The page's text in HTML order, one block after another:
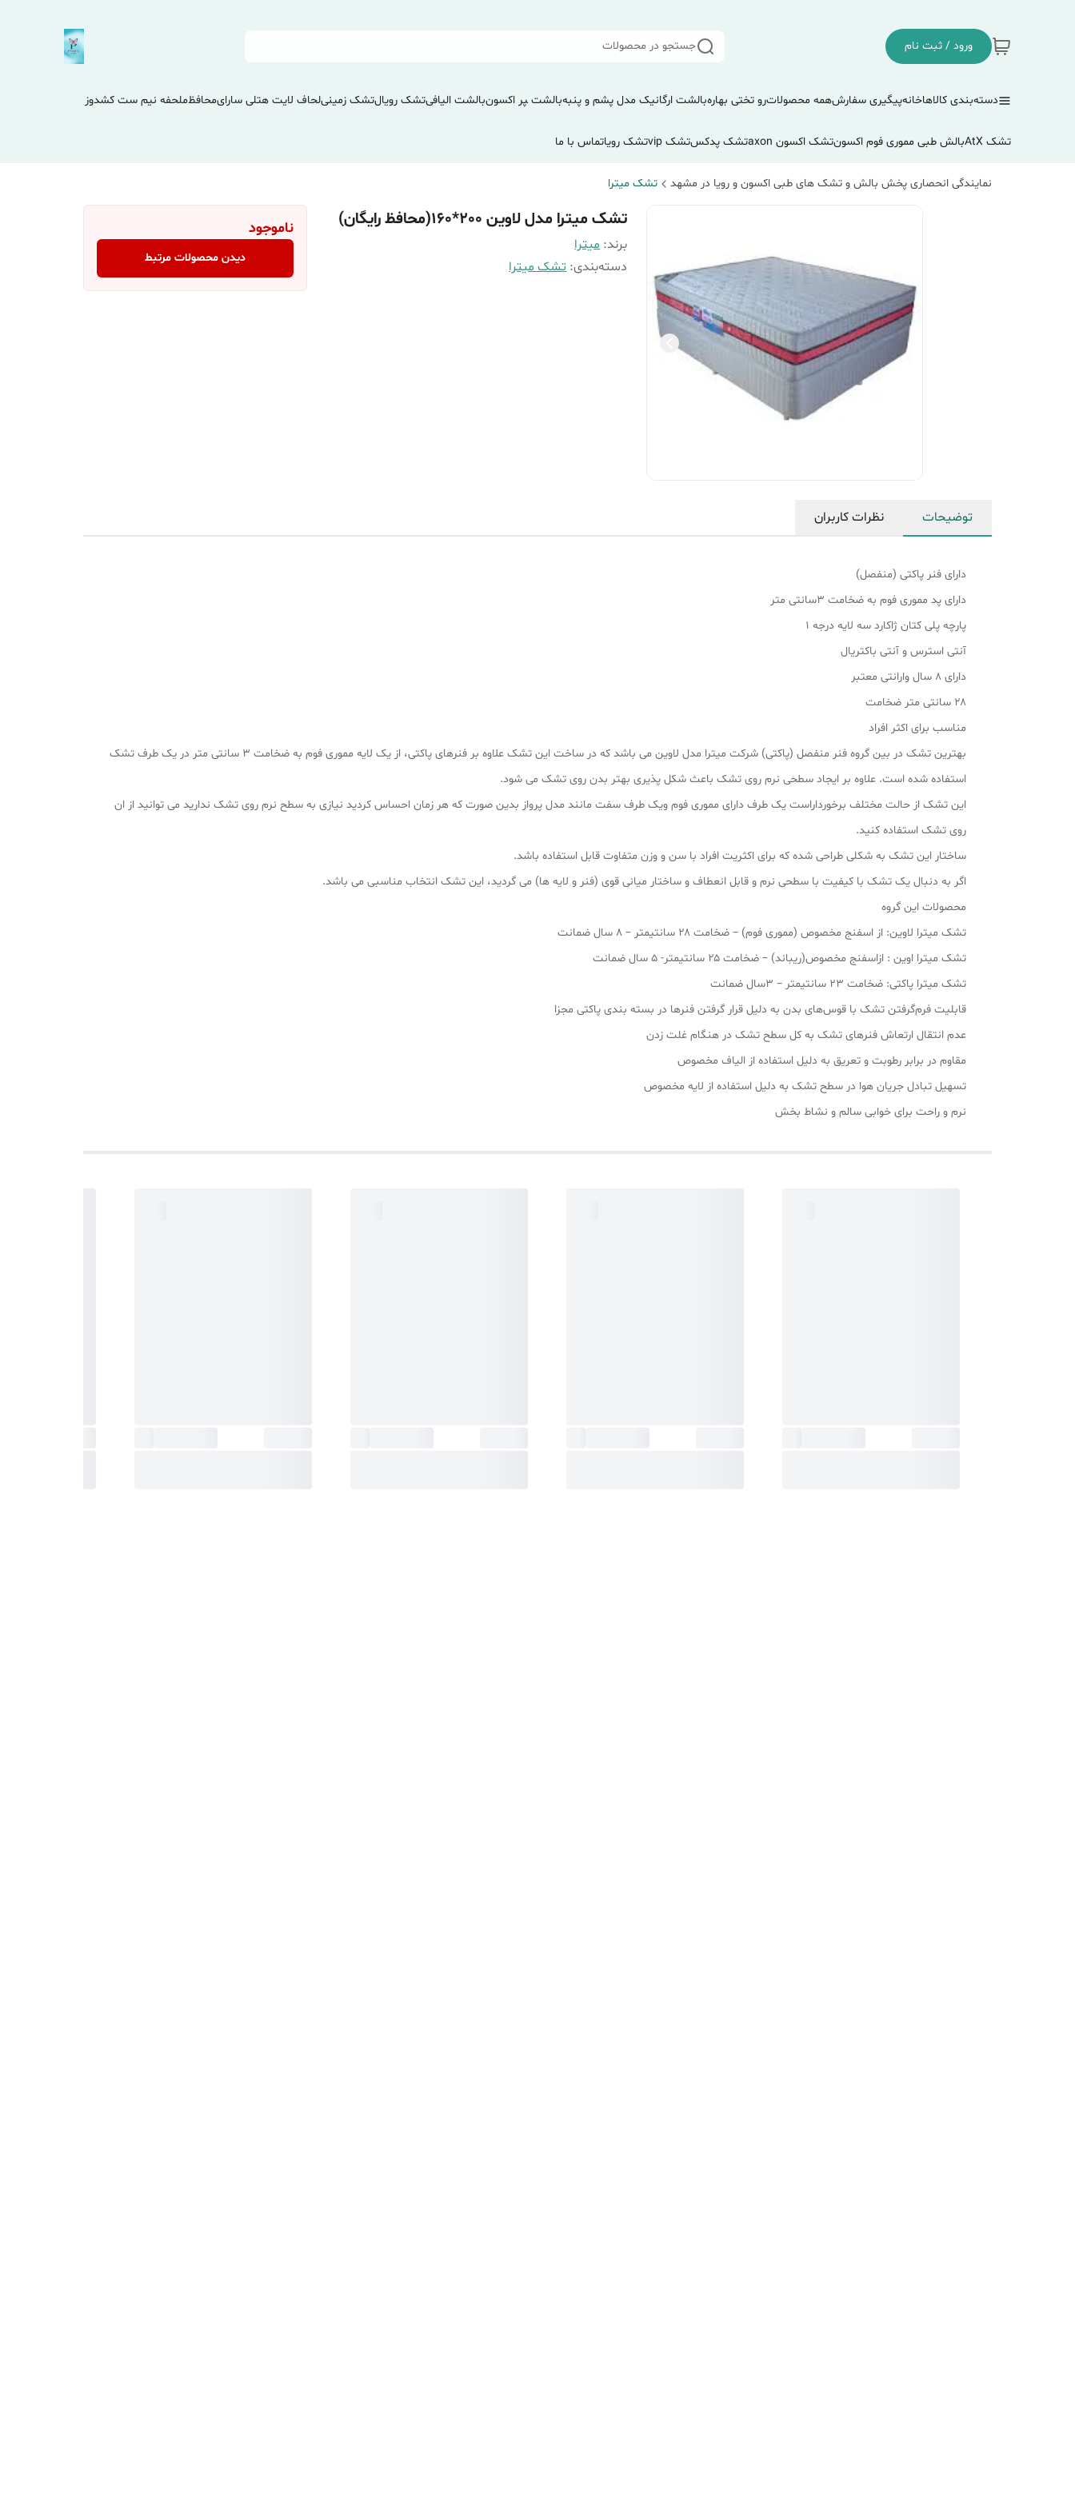
ورود / ثبت نام جستجو در محصولات
دسته‌بندی کالاهاخانهپیگیری سفارشهمه محصولاترو تختی بهارهبالشت ارگانیک مدل پشم و پنبهبالشت ‍‍‍پر اکسونبالشت الیافیتشک رویالتشک زمینیلحاف لایت هتلی سارایمحافظملحفه نیم ست کشدوز
تشک AtX بالش طبی مموری فوم اکسونتشک اکسون axon تشک پدکستشک vip تشک رویاتماس با ما
نمایندگی انحصاری پخش بالش و تشک های طبی اکسون و رویا در مشهد تشک میترا
تشک میترا مدل لاوین 200*160(محافظ رایگان)
برند: میترا
دسته‌بندی:تشک میترا
ناموجود
دیدن محصولات مرتبط
توضیحات نظرات کاربران
دارای فنر پاکتی (منفصل)
دارای پد مموری فوم به ضخامت ۳سانتی متر
پارچه پلی کتان ژاکارد سه لایه درجه ۱
آنتی استرس و آنتی باکتریال
دارای ۸ سال وارانتی معتبر
۲۸ سانتی متر ضخامت
مناسب برای اکثر افراد
بهترین تشک در بین گروه فنر منفصل (پاکتی) شرکت میترا مدل لاوین می باشد که در ساخت این تشک علاوه بر فنرهای پاکتی، از یک لایه مموری فوم به ضخامت ۳ سانتی متر در یک طرف تشک
استفاده شده است. علاوه بر ایجاد سطحی نرم روی تشک باعث شکل پذیری بهتر بدن روی تشک می شود.
این تشک از حالت مختلف برخورداراست یک طرف دارای مموری فوم ویک طرف سفت مانند مدل پرواز بدین صورت که هر زمان احساس کردید نیازی به سطح نرم روی تشک ندارید می توانید از ان
روی تشک استفاده کنید.
ساختار این تشک به شکلی طراحی شده که برای اکثریت افراد با سن و وزن متفاوت قابل استفاده باشد.
اگر به دنبال یک تشک با کیفیت با سطحی نرم و قابل انعطاف و ساختار میانی قوی (فنر و لایه ها) می گردید، این تشک انتخاب مناسبی می باشد.
محصولات این گروه
تشک میترا لاوین: از اسفنج مخصوص (مموری فوم) – ضخامت ۲۸ سانتیمتر – ۸ سال ضمانت
تشک میترا اوین : ازاسفنج مخصوص(ریباند) – ضخامت ۲۵ سانتیمتر- ۵ سال ضمانت
تشک میترا پاکتی: ضخامت ۲۳ سانتیمتر – ۳سال ضمانت
قابلیت فرم‌گرفتن تشک با قوس‌های بدن به دلیل قرار گرفتن فنرها در بسته بندی پاکتی مجزا
عدم انتقال ارتعاش فنرهای تشک به کل سطح تشک در هنگام غلت زدن
مقاوم در برابر رطوبت و تعريق به دلیل استفاده از الیاف مخصوص
تسهیل تبادل جریان هوا در سطح تشک به دلیل استفاده از لایه مخصوص
نرم و راحت برای خوابی سالم و نشاط بخش